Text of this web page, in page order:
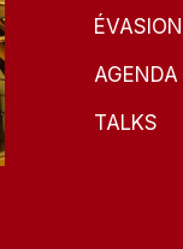
ÉVASION
AGENDA
TALKS